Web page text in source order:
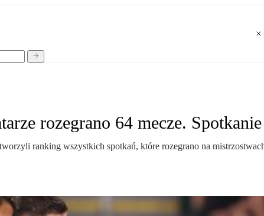
rozegrano 64 mecze.
ranking wszystkich spotkań, które rozegrano na